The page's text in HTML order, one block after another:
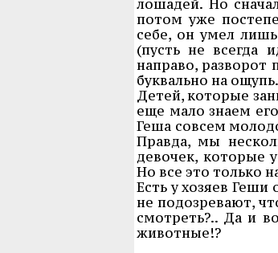
лошадей. Но
потом уже
себе, он умел
(пусть не всегда
направо, разворот
буквально на ощупь.
Детей, которые
еще мало знаем
Геша совсем
Правда, мы
девочек, которые
Но все это только
Есть у хозяев
не подозревают,
смотреть?.. Да и
животные!?